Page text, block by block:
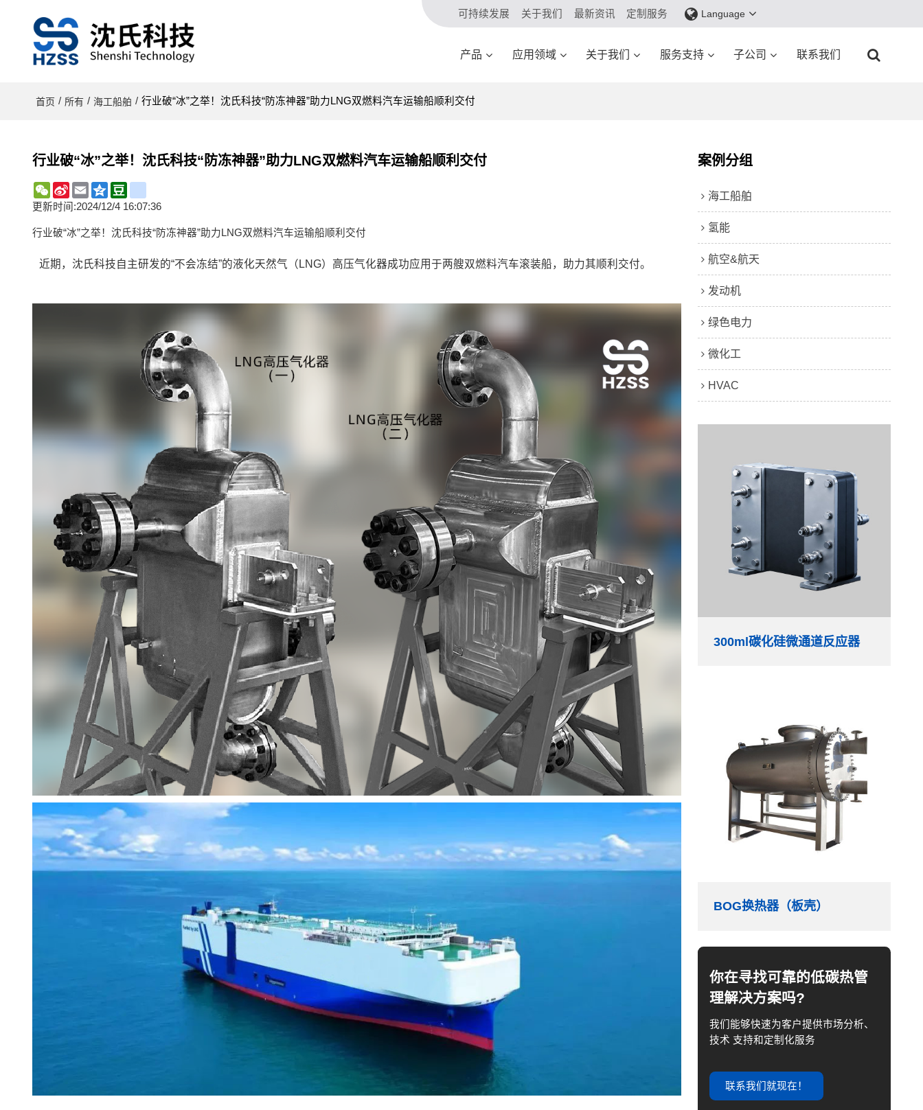
可持续发展 关于我们 最新资讯 定制服务 Language
产品 应用领域 关于我们 服务支持 子公司 联系我们
首页 / 所有 / 海工船舶 / 行业破“冰”之举！沈氏科技“防冻神器”助力LNG双燃料汽车运输船顺利交付
行业破“冰”之举！沈氏科技“防冻神器”助力LNG双燃料汽车运输船顺利交付
WeChat
Sina
Weibo
EmailQzoneDouban
更新时间:2024/12/4 16:07:36
行业破“冰”之举！沈氏科技“防冻神器”助力LNG双燃料汽车运输船顺利交付
近期，沈氏科技自主研发的“不会冻结”的液化天然气（LNG）高压气化器成功应用于两艘双燃料汽车滚装船，助力其顺利交付。
案例分组
海工船舶
氢能
航空&航天
发动机
绿色电力
微化工
HVAC
300ml碳化硅微通道反应器
BOG换热器（板壳）
你在寻找可靠的低碳热管
理解决方案吗?
我们能够快速为客户提供市场分析、
技术 支持和定制化服务
联系我们就现在！